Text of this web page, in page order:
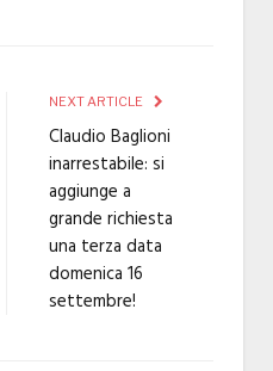
NEXT ARTICLE
Claudio Baglioni
inarrestabile: si
aggiunge a
grande richiesta
una terza data
domenica 16
settembre!